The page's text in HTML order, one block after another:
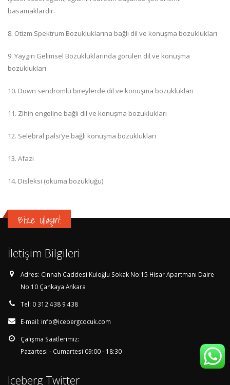
basamaklardır.
8. Otizm Spektrum Bozukluklarına bağlı dil ve konuşma bozuklukları
9. Yaygın Gelimsel Bozukluklarında görülen dil ve konuşma
bozuklukları
10. Down sendromlu bireylerde dil ve konuşma bozuklukları
11. Zihin engeline bağlı dil ve konuşma bozuklukları
12. Selebral palsi’ye bağlı konuşma bozuklukları
13. Afazi
14. Disleksi (okuma bozukluğu)
Bize Ulaşın!
İletişim Bilgileri
Adres: Cinnah Caddesi Kuloğlu Sokak No:15 Hisar Apartmanı Daire
No:10 Çankaya Ankara
Tel: 0 312 438 9 438
E-mail: info@icebergcocuk.com
Çalışma Saatlerimiz:
Pazartesi - Cumartesi 09:00 - 18:30
Iceberg Twitter